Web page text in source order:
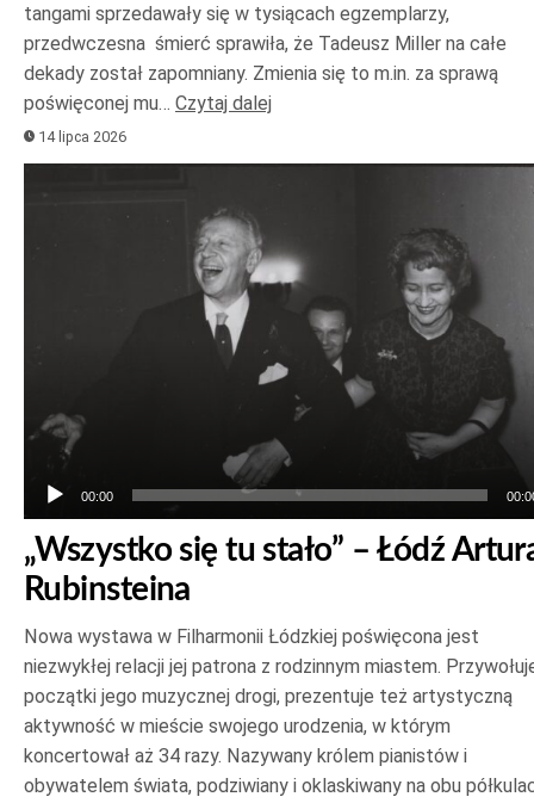
tangami sprzedawały się w tysiącach egzemplarzy,
przedwczesna śmierć sprawiła, że Tadeusz Miller na całe
dekady został zapomniany. Zmienia się to m.in. za sprawą
poświęconej mu… Czytaj dalej
14 lipca 2026
00:00
„Wszystko się tu stało” – Łódź
Rubinsteina
Nowa wystawa w Filharmonii Łódzkiej poświęcona jest
niezwykłej relacji jej patrona z rodzinnym miastem.
początki jego muzycznej drogi, prezentuje też artystyczną
aktywność w mieście swojego urodzenia, w którym
koncertował aż 34 razy. Nazywany królem pianistów i
obywatelem świata, podziwiany i oklaskiwany na obu